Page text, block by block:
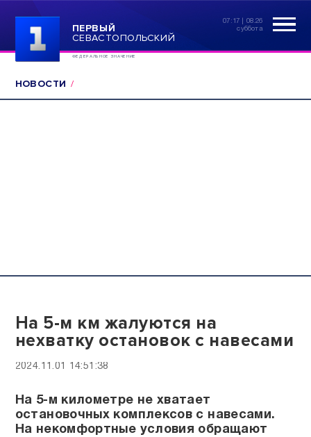
ПЕРВЫЙ
СЕВАСТОПОЛЬСКИЙ
ФЕДЕРАЛЬНОЕ ЗНАЧЕНИЕ
07:17 | 08.26
суббота
НОВОСТИ
На 5-м км жалуются на
нехватку остановок с навесами
2024.11.01 14:51:38
На 5-м километре не хватает
остановочных комплексов с навесами.
На некомфортные условия обращают